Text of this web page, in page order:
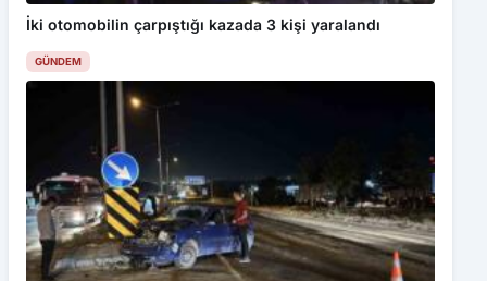
İki otomobilin çarpıştığı kazada 3 kişi yaralandı
GÜNDEM